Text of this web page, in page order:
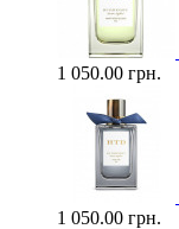
1 050.00 грн.
1 050.00 грн.